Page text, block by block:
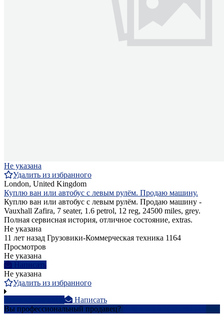
Не указана
Удалить из избранного
London, United Kingdom
Куплю ван или автобус с левым рулём. Продаю машину.
Куплю ван или автобус с левым рулём. Продаю машину -
Vauxhall Zafira, 7 seater, 1.6 petrol, 12 reg, 24500 miles, grey.
Полная сервисная история, отличное состояние, extras.
Не указана
11 лет назад Грузовики-Коммерческая техника 1164
Просмотров
Не указана
Написать
Не указана
Удалить из избранного
Написать
Вы профессиональный продавец?